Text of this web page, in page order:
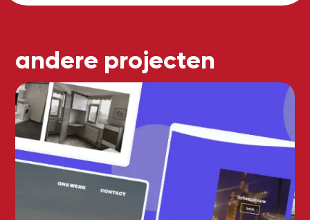
andere projecten